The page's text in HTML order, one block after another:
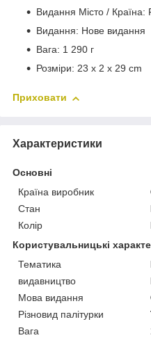
Видання Місто / Країна:
Видання: Нове видання
Вага: 1 290 г
Розміри: 23 x 2 x 29 cm
Приховати
Характеристики
Основні
Країна виробник
Стан
Колір
Користувальницькі
Тематика
видавництво
Мова видання
Різновид палітурки
Вага